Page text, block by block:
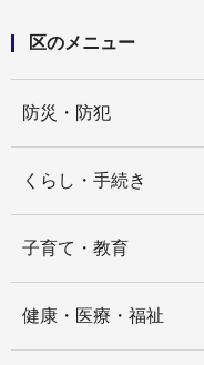
区のメニュー
防災・防犯
くらし・手続き
子育て・教育
健康・医療・福祉